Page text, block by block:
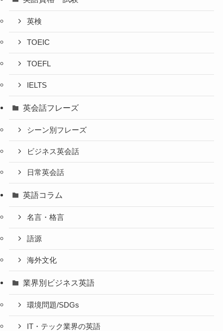
英検
TOEIC
TOEFL
IELTS
英会話フレーズ
シーン別フレーズ
ビジネス英会話
日常英会話
英語コラム
名言・格言
語源
海外文化
業界別ビジネス英語
環境問題/SDGs
IT・テック業界の英語